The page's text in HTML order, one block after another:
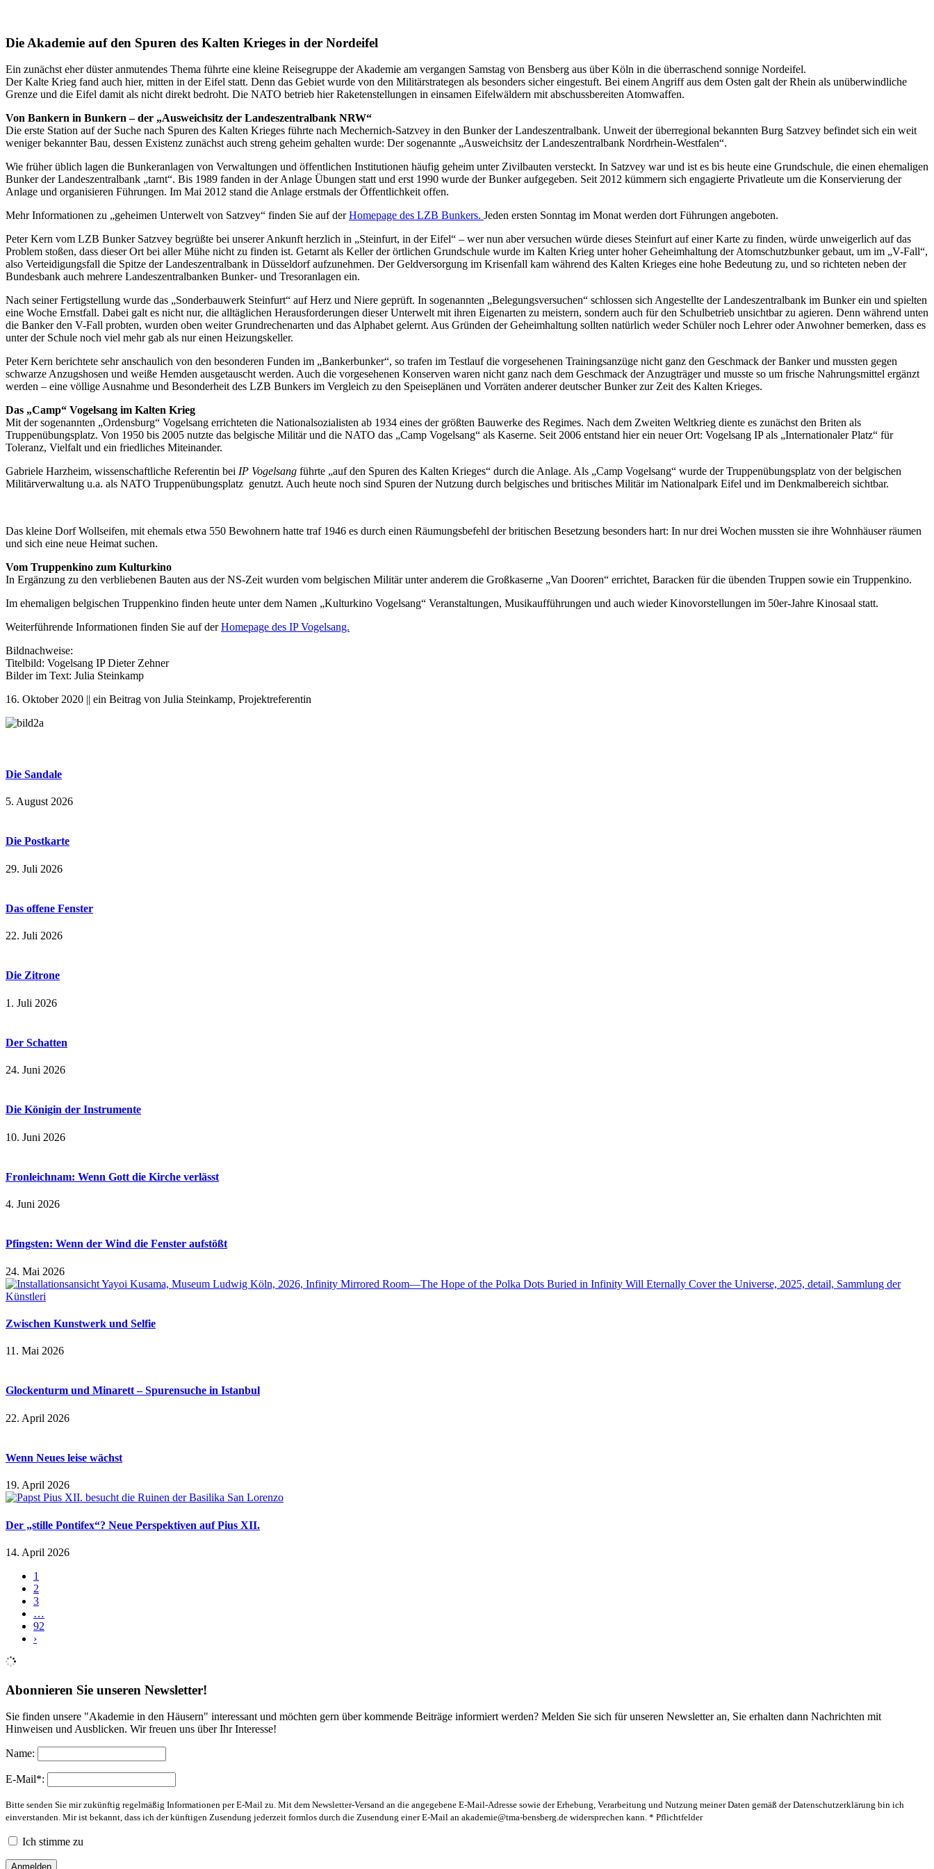
Die Akademie auf den Spuren des Kalten Krieges in der Nordeifel
Ein zunächst eher düster anmutendes Thema führte eine kleine Reisegruppe der Akademie am vergangen Samstag von Bensberg aus über Köln in die überraschend sonnige Nordeifel.
Der Kalte Krieg fand auch hier, mitten in der Eifel statt. Denn das Gebiet wurde von den Militärstrategen als besonders sicher eingestuft. Bei einem Angriff aus dem Osten galt der Rhein als unüberwindliche
Grenze und die Eifel damit als nicht direkt bedroht. Die NATO betrieb hier Raketenstellungen in einsamen Eifelwäldern mit abschussbereiten Atomwaffen.
Von Bankern in Bunkern – der „Ausweichsitz der Landeszentralbank NRW“
Die erste Station auf der Suche nach Spuren des Kalten Krieges führte nach Mechernich-Satzvey in den Bunker der Landeszentralbank. Unweit der überregional bekannten Burg Satzvey befindet sich ein weit
weniger bekannter Bau, dessen Existenz zunächst auch streng geheim gehalten wurde: Der sogenannte „Ausweichsitz der Landeszentralbank Nordrhein-Westfalen“.
Wie früher üblich lagen die Bunkeranlagen von Verwaltungen und öffentlichen Institutionen häufig geheim unter Zivilbauten versteckt. In Satzvey war und ist es bis heute eine Grundschule, die einen ehemaligen
Bunker der Landeszentralbank „tarnt“. Bis 1989 fanden in der Anlage Übungen statt und erst 1990 wurde der Bunker aufgegeben. Seit 2012 kümmern sich engagierte Privatleute um die Konservierung der
Anlage und organisieren Führungen. Im Mai 2012 stand die Anlage erstmals der Öffentlichkeit offen.
Mehr Informationen zu „geheimen Unterwelt von Satzvey“ finden Sie auf derHomepage des LZB Bunkers. Jeden ersten Sonntag im Monat werden dort Führungen angeboten.
Peter Kern vom LZB Bunker Satzvey begrüßte bei unserer Ankunft herzlich in „Steinfurt, in der Eifel“ – wer nun aber versuchen würde dieses Steinfurt auf einer Karte zu finden, würde unweigerlich auf das
Problem stoßen, dass dieser Ort bei aller Mühe nicht zu finden ist. Getarnt als Keller der örtlichen Grundschule wurde im Kalten Krieg unter hoher Geheimhaltung der Atomschutzbunker gebaut, um im „V-Fall“,
also Verteidigungsfall die Spitze der Landeszentralbank in Düsseldorf aufzunehmen. Der Geldversorgung im Krisenfall kam während des Kalten Krieges eine hohe Bedeutung zu, und so richteten neben der
Bundesbank auch mehrere Landeszentralbanken Bunker- und Tresoranlagen ein.
Nach seiner Fertigstellung wurde das „Sonderbauwerk Steinfurt“ auf Herz und Niere geprüft. In sogenannten „Belegungsversuchen“ schlossen sich Angestellte der Landeszentralbank im Bunker ein und spielten
eine Woche Ernstfall. Dabei galt es nicht nur, die alltäglichen Herausforderungen dieser Unterwelt mit ihren Eigenarten zu meistern, sondern auch für den Schulbetrieb unsichtbar zu agieren. Denn während unten
die Banker den V-Fall probten, wurden oben weiter Grundrechenarten und das Alphabet gelernt. Aus Gründen der Geheimhaltung sollten natürlich weder Schüler noch Lehrer oder Anwohner bemerken, dass es
unter der Schule noch viel mehr gab als nur einen Heizungskeller.
Peter Kern berichtete sehr anschaulich von den besonderen Funden im „Bankerbunker“, so trafen im Testlauf die vorgesehenen Trainingsanzüge nicht ganz den Geschmack der Banker und mussten gegen
schwarze Anzugshosen und weiße Hemden ausgetauscht werden. Auch die vorgesehenen Konserven waren nicht ganz nach dem Geschmack der Anzugträger und musste so um frische Nahrungsmittel ergänzt
werden – eine völlige Ausnahme und Besonderheit des LZB Bunkers im Vergleich zu den Speiseplänen und Vorräten anderer deutscher Bunker zur Zeit des Kalten Krieges.
Das „Camp“ Vogelsang im Kalten Krieg
Mit der sogenannten „Ordensburg“ Vogelsang errichteten die Nationalsozialisten ab 1934 eines der größten Bauwerke des Regimes. Nach dem Zweiten Weltkrieg diente es zunächst den Briten als
Truppenübungsplatz. Von 1950 bis 2005 nutzte das belgische Militär und die NATO das „Camp Vogelsang“ als Kaserne. Seit 2006 entstand hier ein neuer Ort: Vogelsang IP als „Internationaler Platz“ für
Toleranz, Vielfalt und ein friedliches Miteinander.
Gabriele Harzheim, wissenschaftliche Referentin bei IP Vogelsang führte „auf den Spuren des Kalten Krieges“ durch die Anlage. Als „Camp Vogelsang“ wurde der Truppenübungsplatz von der belgischen
Militärverwaltung u.a. als NATO Truppenübungsplatz genutzt. Auch heute noch sind Spuren der Nutzung durch belgisches und britisches Militär im Nationalpark Eifel und im Denkmalbereich sichtbar.
Das kleine Dorf Wollseifen, mit ehemals etwa 550 Bewohnern hatte traf 1946 es durch einen Räumungsbefehl der britischen Besetzung besonders hart: In nur drei Wochen mussten sie ihre Wohnhäuser räumen
und sich eine neue Heimat suchen.
Vom Truppenkino zum Kulturkino
In Ergänzung zu den verbliebenen Bauten aus der NS-Zeit wurden vom belgischen Militär unter anderem die Großkaserne „Van Dooren“ errichtet, Baracken für die übenden Truppen sowie ein Truppenkino.
Im ehemaligen belgischen Truppenkino finden heute unter dem Namen „Kulturkino Vogelsang“ Veranstaltungen, Musikaufführungen und auch wieder Kinovorstellungen im 50er-Jahre Kinosaal statt.
Weiterführende Informationen finden Sie auf derHomepage des IP Vogelsang.
Bildnachweise:
Titelbild: Vogelsang IP Dieter Zehner
Bilder im Text: Julia Steinkamp
16. Oktober 2020 || ein Beitrag von Julia Steinkamp, Projektreferentin
Die Sandale
5. August 2026
Die Postkarte
29. Juli 2026
Das offene Fenster
22. Juli 2026
Die Zitrone
1. Juli 2026
Der Schatten
24. Juni 2026
Die Königin der Instrumente
10. Juni 2026
Fronleichnam: Wenn Gott die Kirche verlässt
4. Juni 2026
Pfingsten: Wenn der Wind die Fenster aufstößt
24. Mai 2026
Zwischen Kunstwerk und Selfie
11. Mai 2026
Glockenturm und Minarett – Spurensuche in Istanbul
22. April 2026
Wenn Neues leise wächst
19. April 2026
Der „stille Pontifex“? Neue Perspektiven auf Pius XII.
14. April 2026
1
2
3
…
92
›
Abonnieren Sie unseren Newsletter!
Sie finden unsere "Akademie in den Häusern" interessant und möchten gern über kommende Beiträge informiert werden? Melden Sie sich für unseren Newsletter an, Sie erhalten dann Nachrichten mit
Hinweisen und Ausblicken. Wir freuen uns über Ihr Interesse!
Name:
E-Mail*:
Bitte senden Sie mir zukünftig regelmäßig Informationen per E-Mail zu. Mit dem Newsletter-Versand an die angegebene E-Mail-Adresse sowie der Erhebung, Verarbeitung und Nutzung meiner Daten gemäß der Datenschutzerklärung bin ich
einverstanden. Mir ist bekannt, dass ich der künftigen Zusendung jederzeit formlos durch die Zusendung einer E-Mail an akademie@tma-bensberg.de widersprechen kann. * Pflichtfelder
Ich stimme zu